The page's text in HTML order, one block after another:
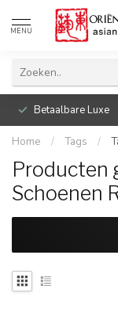
MENU
Betaalbare Luxe
Home / Tags /
Producten
Schoenen